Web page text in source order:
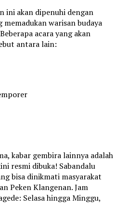
ini akan dipenuhi dengan
warisan budaya
acara yang akan
antara lain:
kabar gembira lainnya adalah
resmi dibuka! Sabandalu
bisa dinikmati masyarakat
Peken Klangenan. Jam
Selasa hingga Minggu,